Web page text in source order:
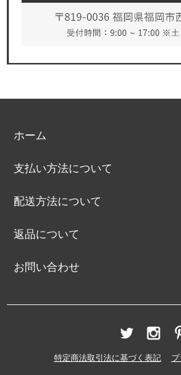
ホーム
支払い方法について
配送方法について
返品について
お問い合わせ
特定商法取引法に基づく表記